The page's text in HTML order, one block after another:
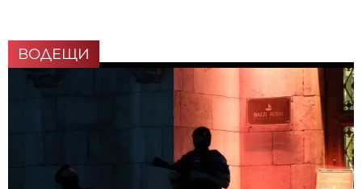
ВОДЕЩИ